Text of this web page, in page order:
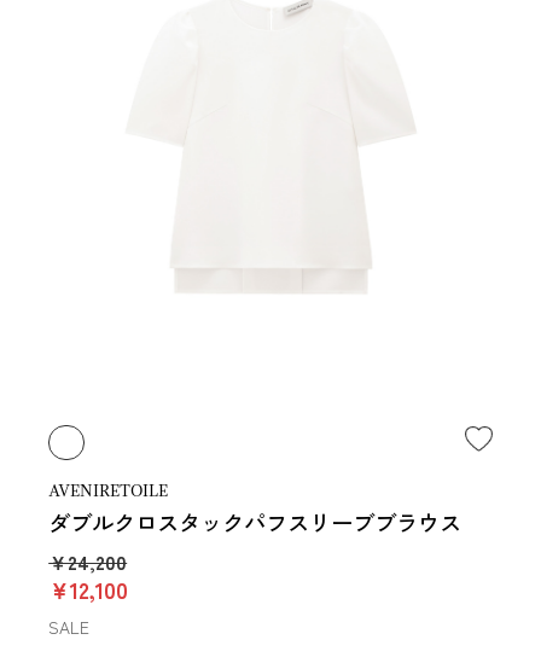
AVENIRETOILE
ダブルクロスタックパフスリーブブラウス
￥24,200
￥12,100
SALE